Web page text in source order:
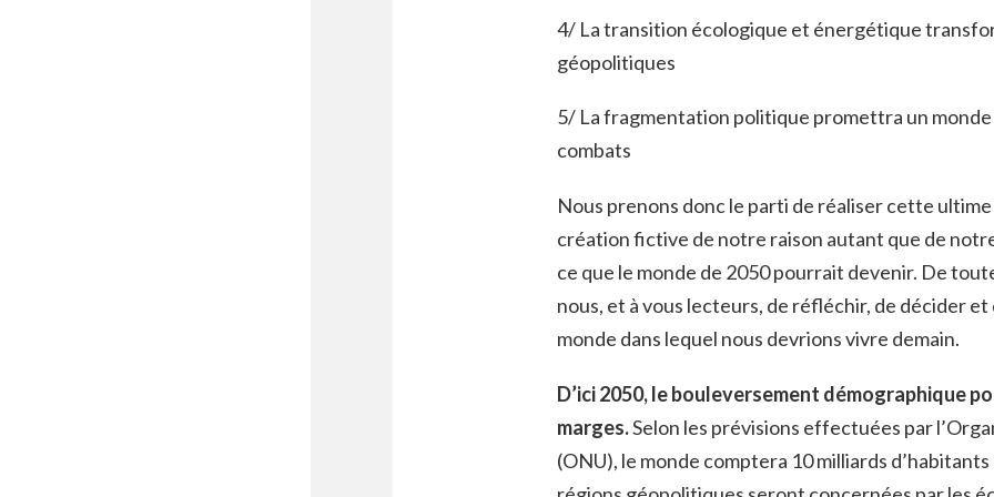
4/ La transition écologique et énergétique
géopolitiques
5/ La fragmentation politique promettra un
combats
Nous prenons donc le parti de réaliser cette
création fictive de notre raison autant que de
ce que le monde de 2050 pourrait devenir. De
nous, et à vous lecteurs, de réfléchir, de décider et
monde dans lequel nous devrions vivre demain.
D’ici 2050, le bouleversement démographique
marges.Selon les prévisions effectuées par
(ONU), le monde comptera 10 milliards